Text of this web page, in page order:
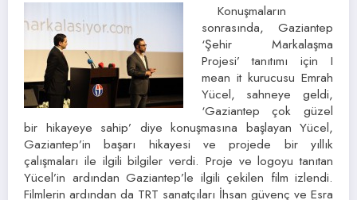
Konuşmaların
sonrasında, Gaziantep
‘Şehir Markalaşma
Projesi’ tanıtımı için I
mean it kurucusu Emrah
Yücel, sahneye geldi,
‘Gaziantep çok güzel
bir hikayeye sahip’ diye konuşmasına başlayan Yücel,
Gaziantep’in başarı hikayesi ve projede bir yıllık
çalışmaları ile ilgili bilgiler verdi. Proje ve logoyu tanıtan
Yücel’in ardından Gaziantep’le ilgili çekilen film izlendi.
Filmlerin ardından da TRT sanatçıları İhsan güvenç ve Esra